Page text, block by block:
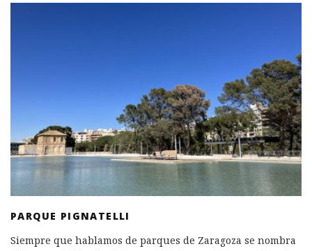
PARQUE PIGNATELLI
Siempre que hablamos de parques de Zaragoza se nombra